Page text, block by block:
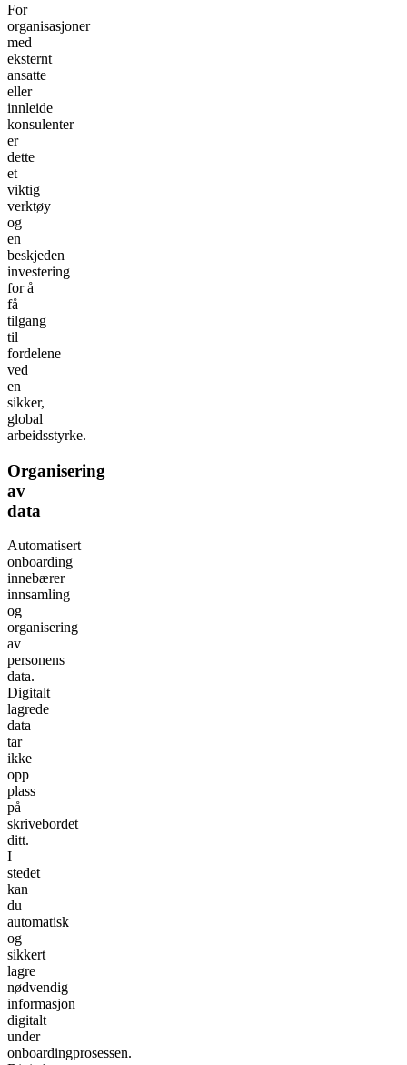
For
organisasjoner
med
eksternt
ansatte
eller
innleide
konsulenter
er
dette
et
viktig
verktøy
og
en
beskjeden
investering
for å
få
tilgang
til
fordelene
ved
en
sikker,
global
arbeidsstyrke.
Organisering
av
data
Automatisert
onboarding
innebærer
innsamling
og
organisering
av
personens
data.
Digitalt
lagrede
data
tar
ikke
opp
plass
på
skrivebordet
ditt.
I
stedet
kan
du
automatisk
og
sikkert
lagre
nødvendig
informasjon
digitalt
under
onboardingprosessen.